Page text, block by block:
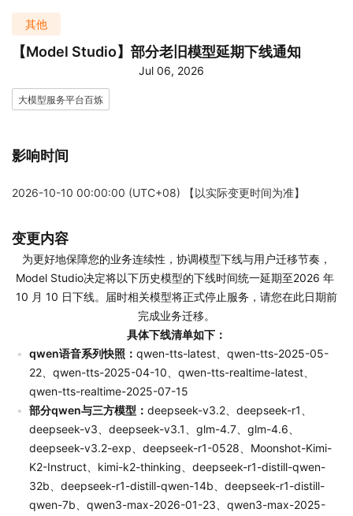
其他
【Model Studio】部分老旧模型延期下线通知
Jul 06, 2026
大模型服务平台百炼
影响时间
2026-10-10 00:00:00 (UTC+08) 【以实际变更时间为准】
变更内容
为更好地保障您的业务连续性，协调模型下线与用户迁移节奏，
Model Studio决定将以下历史模型的下线时间统一延期至2026 年
10 月 10 日下线。届时相关模型将正式停止服务，请您在此日期前
完成业务迁移。
具体下线清单如下：
qwen语音系列快照： qwen-tts-latest、qwen-tts-2025-05-
22、qwen-tts-2025-04-10、qwen-tts-realtime-latest、
qwen-tts-realtime-2025-07-15
部分qwen与三方模型： deepseek-v3.2、deepseek-r1、
deepseek-v3、deepseek-v3.1、glm-4.7、glm-4.6、
deepseek-v3.2-exp、deepseek-r1-0528、Moonshot-Kimi-
K2-Instruct、kimi-k2-thinking、deepseek-r1-distill-qwen-
32b、deepseek-r1-distill-qwen-14b、deepseek-r1-distill-
qwen-7b、qwen3-max-2026-01-23、qwen3-max-2025-